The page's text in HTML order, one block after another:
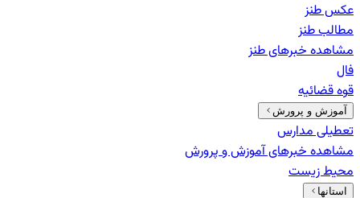
عکس طنز
مطالب طنز
مشاهده خبرهایطنز
فال
قوه قضائیه
آموزش و پرورش
تعطیلی مدارس
مشاهده خبرهایآموزش و پرورش
محیط زیست
استانها